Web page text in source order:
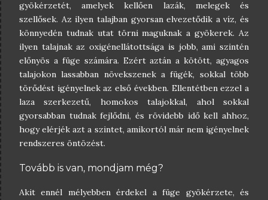
gyökérzetét, amelyek kellően lazák, melegek és
szellősek. Az ilyen talajban gyorsan elvezetődik a víz, és
könnyedén tudnak utat törni maguknak a gyökerek. Az
ilyen talajnak az oxigénellátottsága is jobb, ami szintén
előnyös a füge számára. Ezért aztán a kötött, agyagos
talajokon lassabban növekszenek a fügék, sokkal több
törődést igényelnek az első években. Ellentétben ezzel a
laza szerkezetű, homokos talajokkal, ahol sokkal
gyorsabban tudnak fejlődni, és rövidebb idő kell ahhoz,
hogy elérjék azt a szintet, amikortól már nem igényelnek
rendszeres öntözést.
Tovább is van, mondjam még?
Akit ennél mélyebben érdekel a füge gyökérzete, és